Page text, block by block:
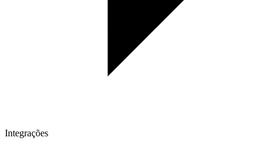
Integrações